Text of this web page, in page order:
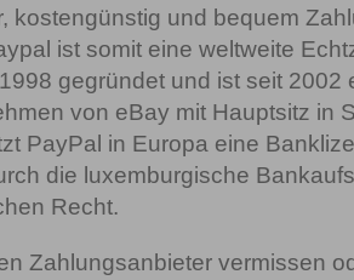
kostengünstig und bequem
ist somit eine weltweite
gegründet und ist seit 2002
von eBay mit Hauptsitz in
PayPal in Europa eine
die luxemburgische
Recht.
Zahlungsanbieter vermissen